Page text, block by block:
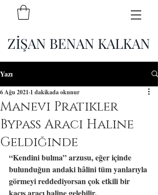
ZİŞAN BENAN KALKAN
Yazı
Manevi Pratikler
Bypass Aracı Haline
Geldiğinde
6 Ağu 2021 1 dakikada okunur
“Kendini bulma” arzusu, eğer içinde
bulunduğun andaki hâlini tüm yanlarıyla
görmeyi reddediyorsan çok etkili bir
kaçış aracı haline gelebilir.